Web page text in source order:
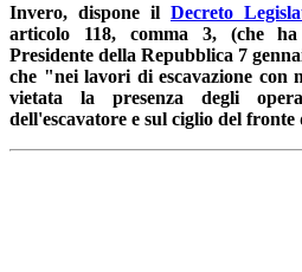
Invero, dispone il Decreto
articolo 118, comma 3, (che
Presidente della Repubblica 7
che "nei lavori di escavazione con
vietata la presenza degli
dell'escavatore e sul ciglio del